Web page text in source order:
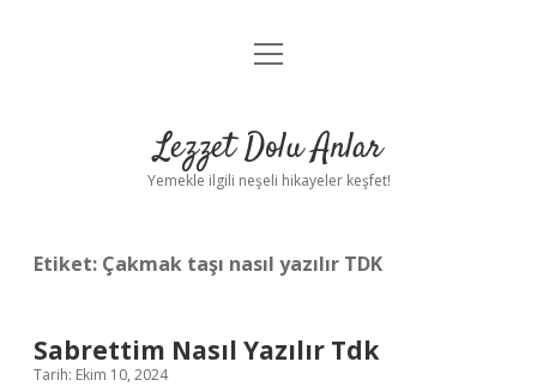
Anasayfa
Yasal Uyarı
menüyü
Lezzet Dolu Anlar
Yemekle ilgili neşeli hikayeler keşfet!
Etiket: Çakmak taşı nasıl yazılır TDK
Sabrettim Nasıl Yazılır Tdk
Tarih: Ekim 10, 2024